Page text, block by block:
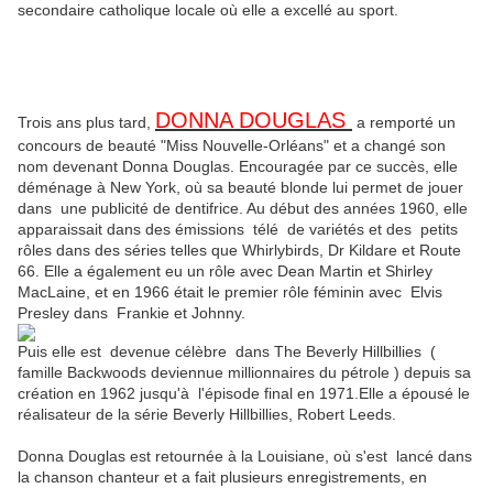
secondaire catholique locale où elle a excellé au sport.
Trois ans plus tard, DONNA DOUGLAS
a remporté un
concours de beauté "Miss Nouvelle-Orléans" et a changé son
nom devenant Donna Douglas. Encouragée par ce succès, elle
déménage à New York, où sa beauté blonde lui permet de jouer
dans une publicité de dentifrice. Au début des années 1960, elle
apparaissait dans des émissions télé de variétés et des petits
rôles dans des séries telles que Whirlybirds, Dr Kildare et Route
66. Elle a également eu un rôle avec Dean Martin et Shirley
MacLaine, et en 1966 était le premier rôle féminin avec Elvis
Presley dans Frankie et Johnny.
Puis elle est devenue célèbre dans The Beverly Hillbillies (
famille Backwoods deviennue millionnaires du pétrole ) depuis sa
création en 1962 jusqu'à l'épisode final en 1971.Elle a épousé le
réalisateur de la série Beverly Hillbillies, Robert Leeds.
Donna Douglas est retournée à la Louisiane, où s'est lancé dans
la chanson chanteur et a fait plusieurs enregistrements, en